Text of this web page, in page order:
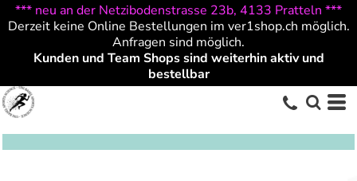
*** neu an der Netzibodenstrasse 23b, 4133 Pratteln ***
Derzeit keine Online Bestellungen im ver1shop.ch möglich.
Anfragen sind möglich.
Kunden und Team Shops sind weiterhin aktiv und
bestellbar